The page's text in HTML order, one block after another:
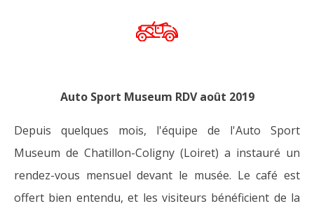
Auto Sport Museum RDV août 2019
Depuis quelques mois, l'équipe de l'Auto Sport
Museum de Chatillon-Coligny (Loiret) a instauré un
rendez-vous mensuel devant le musée. Le café est
offert bien entendu, et les visiteurs bénéficient de la